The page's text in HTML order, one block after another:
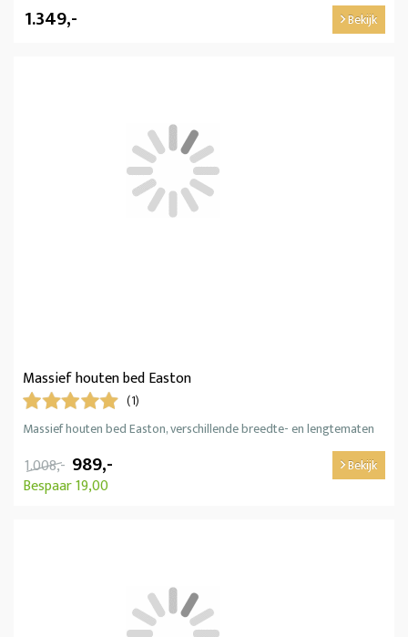
1.349,- Bekijk
Massief houten bed Easton
(1)
Massief houten bed Easton, verschillende breedte- en lengtematen
1.008,- 989,-
Bespaar 19,00
Bekijk